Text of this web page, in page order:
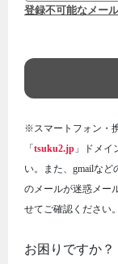
登録不可能なメー
※スマートフォン・
「 tsuku2.jp 」ドメ
い。また、gmailなど
のメールが迷惑メー
せてご確認ください。
お困りですか？